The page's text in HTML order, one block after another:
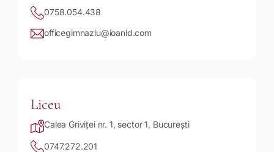
0758.054.438
officegimnaziu@ioanid.com
Liceu
Calea Griviței nr. 1, sector 1, București
0747.272.201